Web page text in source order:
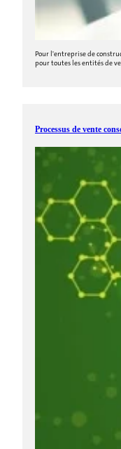
Pour l'entreprise de
pour toutes les entités de
Processus de vente